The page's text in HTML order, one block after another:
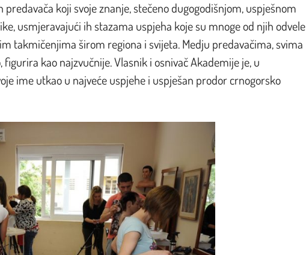
koji svoje znanje, stečeno dugogodišnjom, uspješnom
usmjeravajući ih stazama uspjeha koje su mnoge od njih odvele
takmičenjima širom regiona i svijeta. Medju predavačima, svima
figurira kao najzvučnije. Vlasnik i osnivač Akademije je, u
ime utkao u najveće uspjehe i uspješan prodor crnogorsko